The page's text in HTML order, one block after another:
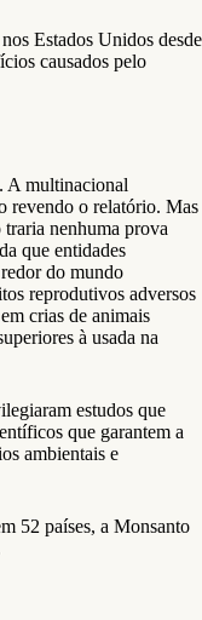
Estados Unidos desde
causados pelo
A multinacional
revendo o relatório. Mas
nenhuma prova
que entidades
do mundo
reprodutivos adversos
crias de animais
à usada na
estudos que
que garantem a
ambientais e
52 países, a Monsanto